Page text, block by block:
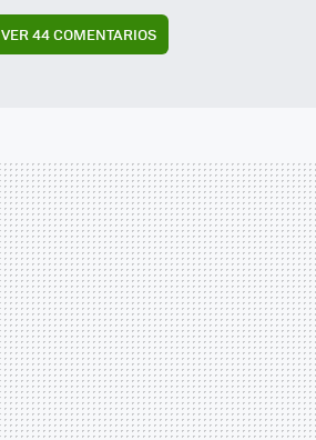
VER44 COMENTARIOS